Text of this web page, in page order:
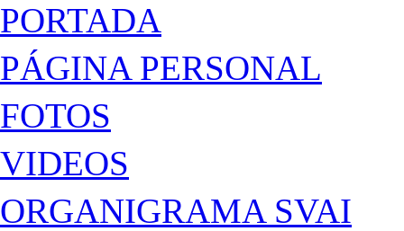
PORTADA
PÁGINA PERSONAL
FOTOS
VIDEOS
ORGANIGRAMA SVAI